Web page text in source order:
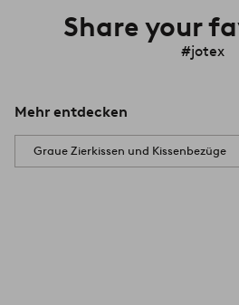
Share your
#jotex
Mehr entdecken
Graue Zierkissen und Kissenbezüge